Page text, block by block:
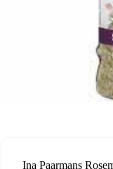
Ina Paarmans